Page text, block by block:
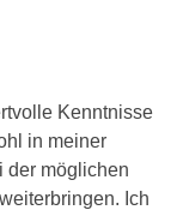
Kenntnisse
in meiner
der möglichen
Ich